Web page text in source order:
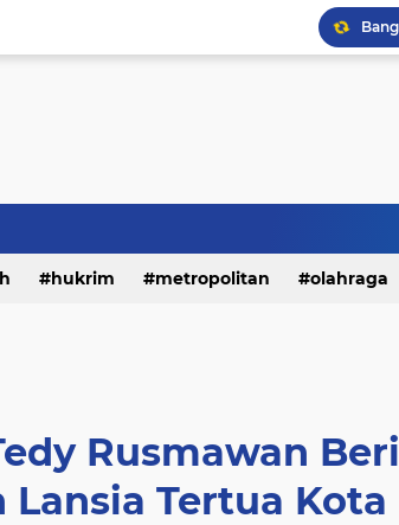
hukrim metropolitan olahraga
Rusmawan Beri
Lansia Tertua Kota